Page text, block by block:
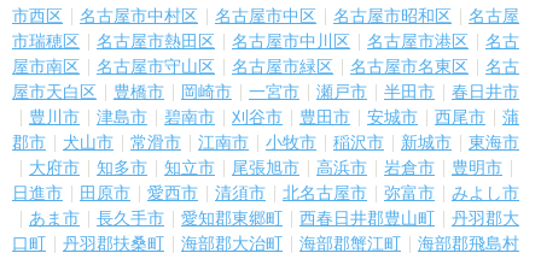
市西区
名古屋市中村区 名古屋市中区 名古屋市昭和区
名古屋
市瑞穂区
名古屋市熱田区 名古屋市中川区 名古屋市港区
名古
屋市南区
名古屋市守山区 名古屋市緑区 名古屋市名東区
名古
屋市天白区
豊橋市 岡崎市 一宮市 瀬戸市 半田市
春日井市
豊川市
津島市 碧南市 刈谷市 豊田市 安城市 西尾市
蒲
郡市
犬山市 常滑市 江南市 小牧市 稲沢市 新城市
東海市
大府市
知多市 知立市 尾張旭市 高浜市 岩倉市
豊明市
日進市
田原市 愛西市 清須市 北名古屋市 弥富市
みよし市
あま市
長久手市 愛知郡東郷町 西春日井郡豊山町
丹羽郡大
口町
丹羽郡扶桑町 海部郡大治町 海部郡蟹江町
海部郡飛島村